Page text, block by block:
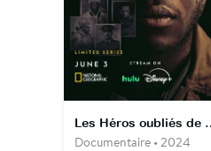
Les Héros
Documentaire • 2024